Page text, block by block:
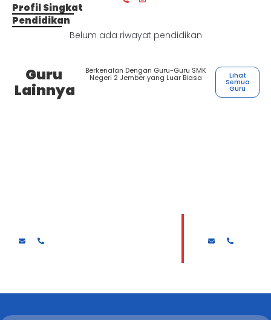
Profil Singkat
Pendidikan
Belum ada riwayat pendidikan
Guru
Lainnya
Berkenalan Dengan Guru-Guru SMK
Negeri 2 Jember yang Luar Biasa Lihat
Semua
Guru